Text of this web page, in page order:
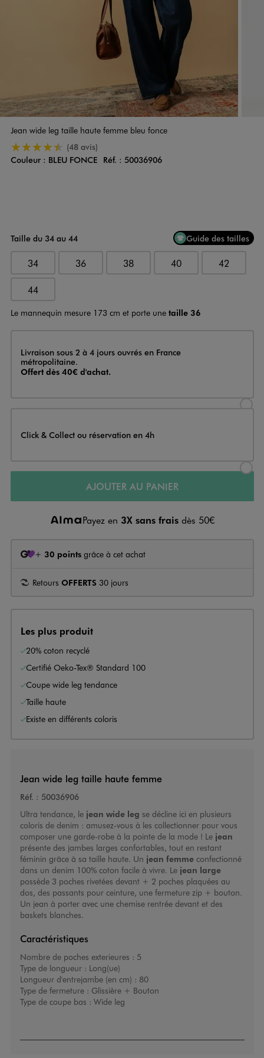
Jean wide leg taille haute femme bleu fonce
4.5/5 de moyenne
(48 avis)
Couleur
Couleur : BLEU FONCE Réf. : 50036906
Taille du 34 au 44 Guide des tailles
34 36 38 40 42
44
Le mannequin mesure 173 cm et porte une taille 36
Livraison
Livraison sous 2 à 4 jours ouvrés en France
métropolitaine.
Offert dès 40€ d'achat.
Click & Collect ou réservation en 4h
AJOUTER AU PANIER
Payez en 3X sans frais dès 50€
+ 30 points grâce à cet achat
Retours OFFERTS 30 jours
Les plus produit
20% coton recyclé
Certifié Oeko-Tex® Standard 100
Coupe wide leg tendance
Taille haute
Existe en différents coloris
Jean wide leg taille haute femme
Réf. : 50036906
Ultra tendance, le jean wide leg se décline ici en plusieurs
coloris de denim : amusez-vous à les collectionner pour vous
composer une garde-robe à la pointe de la mode ! Le jean
présente des jambes larges confortables, tout en restant
féminin grâce à sa taille haute. Un jean femmeconfectionné
dans un denim 100% coton facile à vivre. Lejean large
possède 3 poches rivetées devant + 2 poches plaquées au
dos, des passants pour ceinture, une fermeture zip + bouton.
Un jean à porter avec une chemise rentrée devant et des
baskets blanches.
Caractéristiques
Nombre de poches exterieures : 5
Type de longueur : Long(ue)
Longueur d'entrejambe (en cm) : 80
Type de fermeture : Glissière + Bouton
Type de coupe bas : Wide leg